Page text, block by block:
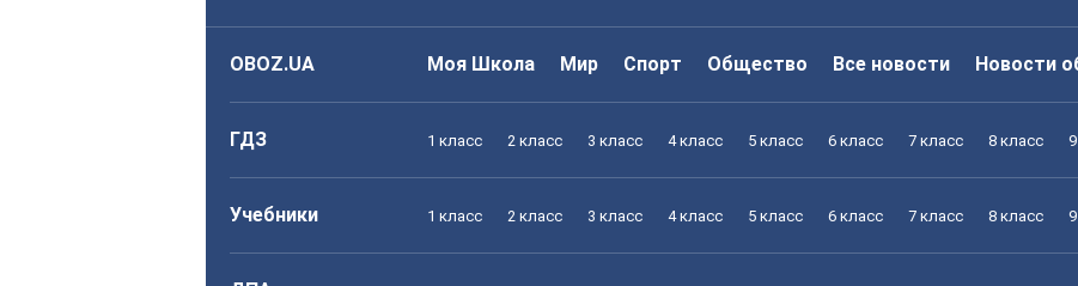
OBOZ.UA Моя Школа Мир Спорт Общество Все новости Новости
ГДЗ 1 класс 2 класс 3 класс 4 класс 5 класс 6 класс 7 класс 8 класс
Учебники 1 класс 2 класс 3 класс 4 класс 5 класс 6 класс 7 класс 8 класс